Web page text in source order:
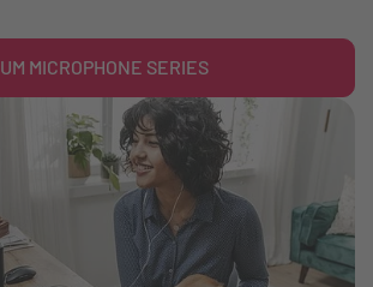
UM MICROPHONE SERIES